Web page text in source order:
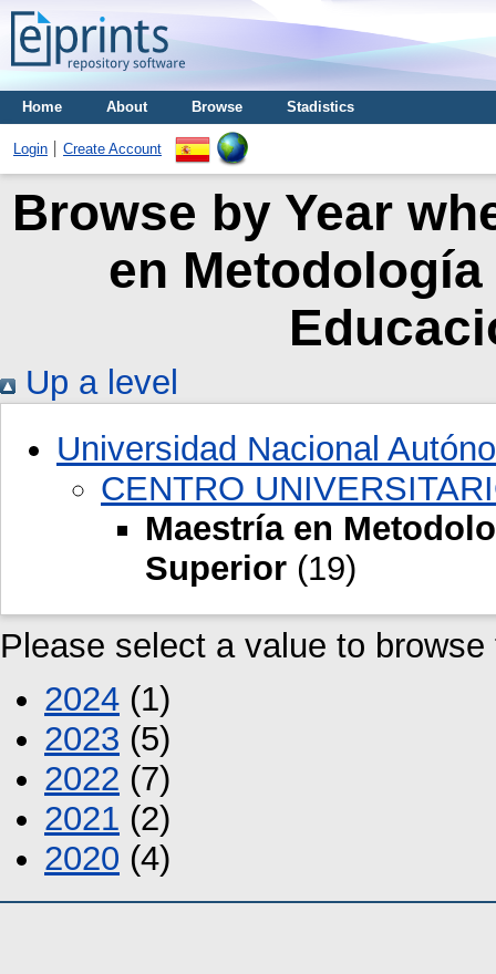
Home About Browse Stadistics
Login Create Account
Browse by Year
en
Up a level
Universidad Nacional
CENTRO
Maestría en
Superior (19)
Please select a value to
2024 (1)
2023 (5)
2022 (7)
2021 (2)
2020 (4)